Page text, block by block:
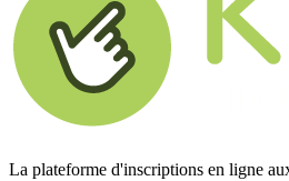
La plateforme d'inscriptions en ligne